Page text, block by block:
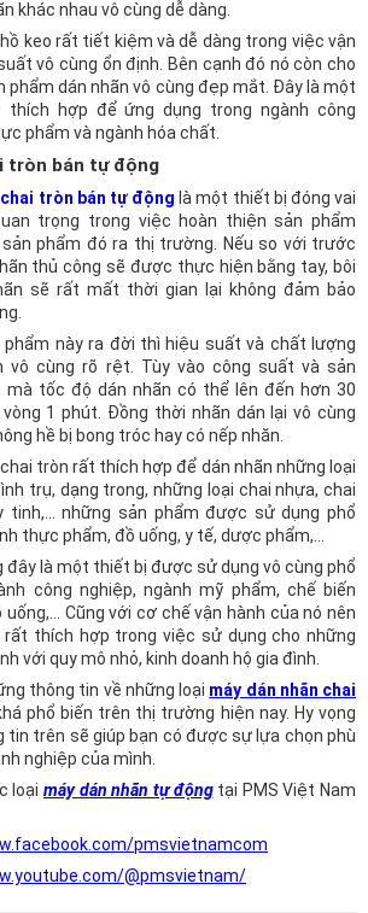
khác nhau vô cùng dễ dàng.
keo rất tiết kiệm và dễ dàng trong việc vận
vô cùng ổn định. Bên cạnh đó nó còn cho
phẩm dán nhãn vô cùng đẹp mắt. Đây là một
thích hợp để ứng dụng trong ngành công
phẩm và ngành hóa chất.
tròn bán tự động
chai tròn bán tự động là một thiết bị đóng vai
trọng trong việc hoàn thiện sản phẩm
phẩm đó ra thị trường. Nếu so với trước
thủ công sẽ được thực hiện bằng tay, bôi
sẽ rất mất thời gian lại không đảm bảo
phẩm này ra đời thì hiệu suất và chất lượng
vô cùng rõ rệt. Tùy vào công suất và sản
mà tốc độ dán nhãn có thể lên đến hơn 30
1 phút. Đồng thời nhãn dán lại vô cùng
hề bị bong tróc hay có nếp nhăn.
tròn rất thích hợp để dán nhãn những loại
trụ, dạng trong, những loại chai nhựa, chai
tinh,… những sản phẩm được sử dụng phổ
thực phẩm, đồ uống, y tế, dược phẩm,…
đây là một thiết bị được sử dụng vô cùng phổ
công nghiệp, ngành mỹ phẩm, chế biến
Cũng với cơ chế vận hành của nó nên
rất thích hợp trong việc sử dụng cho những
với quy mô nhỏ, kinh doanh hộ gia đình.
thông tin về những loại máy dán nhãn chai
phổ biến trên thị trường hiện nay. Hy vọng
tin trên sẽ giúp bạn có được sự lựa chọn phù
nghiệp của mình.
loạimáy dán nhãn tự độngtại PMS Việt Nam
pmsvietnamcom
@pmsvietnam/